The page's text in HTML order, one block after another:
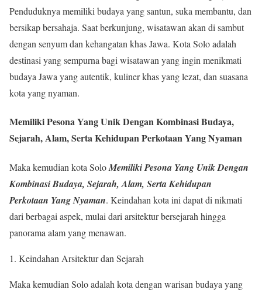
Penduduknya memiliki budaya yang santun, suka membantu, dan
bersikap bersahaja. Saat berkunjung, wisatawan akan di sambut
dengan senyum dan kehangatan khas Jawa. Kota Solo adalah
destinasi yang sempurna bagi wisatawan yang ingin menikmati
budaya Jawa yang autentik, kuliner khas yang lezat, dan suasana
kota yang nyaman.
Memiliki Pesona Yang Unik Dengan Kombinasi Budaya,
Sejarah, Alam, Serta Kehidupan Perkotaan Yang Nyaman
Maka kemudian kota SoloMemiliki Pesona Yang Unik Dengan
Kombinasi Budaya, Sejarah, Alam, Serta Kehidupan
Perkotaan Yang Nyaman. Keindahan kota ini dapat di nikmati
dari berbagai aspek, mulai dari arsitektur bersejarah hingga
panorama alam yang menawan.
Keindahan Arsitektur dan Sejarah
Maka kemudian Solo adalah kota dengan warisan budaya yang